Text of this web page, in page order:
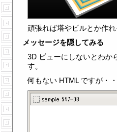
頑張れば塔やビルとか作れ
メッセージを隠してみる
3D ビューにしないとわか
す。
何もない HTML ですが・・